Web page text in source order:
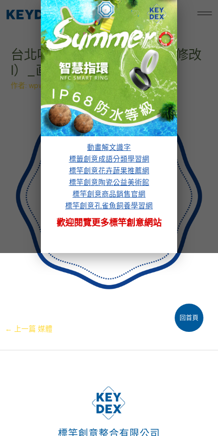
動畫解文識字
標籤創意成語分類學習網
標竿創意花卉蔬果推薦網
標竿創意陶瓷公益美術館
標竿創意商品銷售官網
標竿創意孔雀魚飼養學習網
歡迎閱覽更多標竿創意網站
至
標竿創意孔雀魚飼養學習網
台北叮咚LOGO（20240106修改
l）_画板 1 副本
作者:wpw.design/ 2024 年 1 月 17 日
← 上一篇 媒體
標竿創意整合有限公司
回首頁